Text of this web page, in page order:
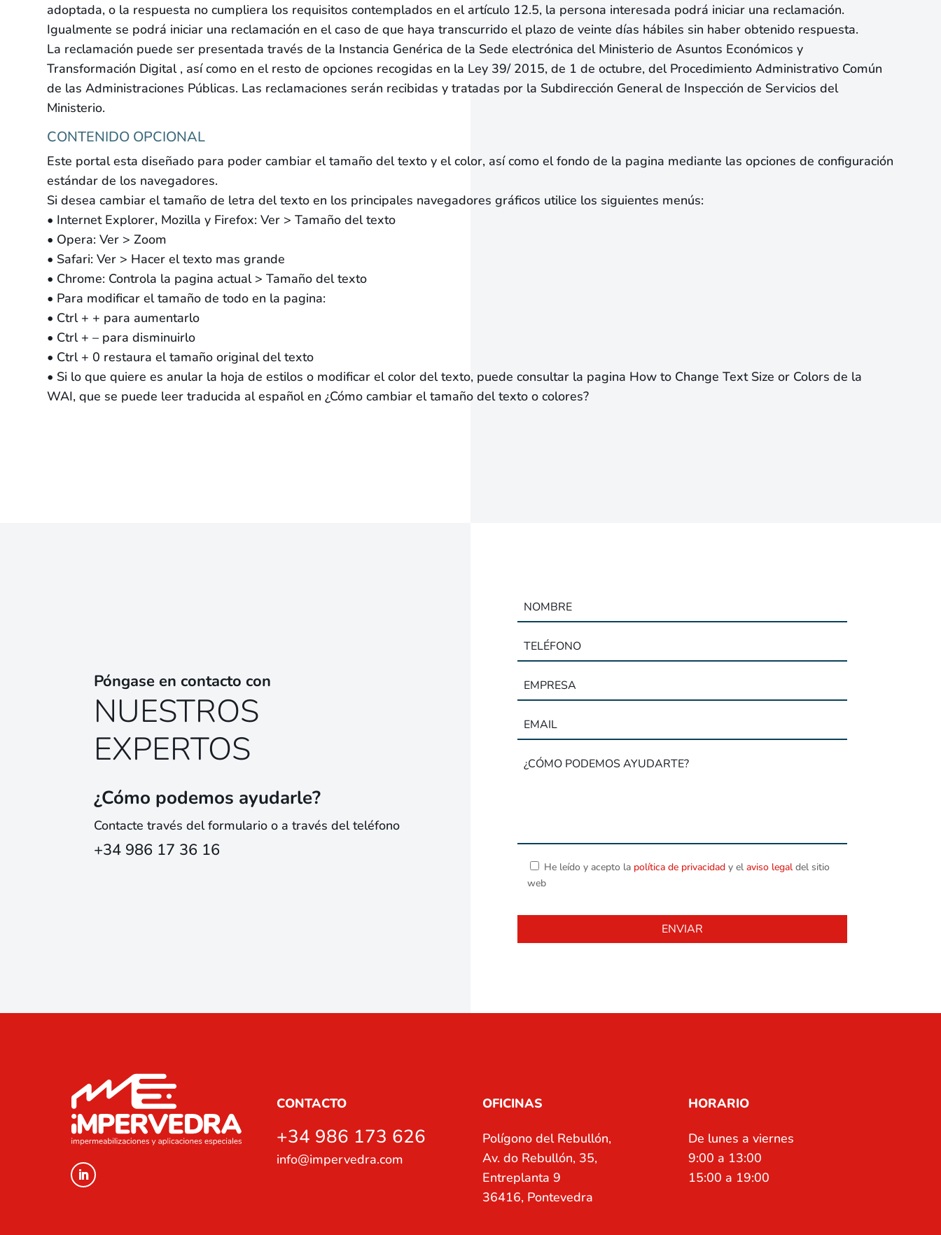
adoptada, o la respuesta no cumpliera los requisitos contemplados en el artículo 12.5, la persona interesada podrá iniciar una reclamación.
Igualmente se podrá iniciar una reclamación en el caso de que haya transcurrido el plazo de veinte días hábiles sin haber obtenido respuesta.
La reclamación puede ser presentada través de la Instancia Genérica de la Sede electrónica del Ministerio de Asuntos Económicos y
Transformación Digital , así como en el resto de opciones recogidas en la Ley 39/ 2015, de 1 de octubre, del Procedimiento Administrativo Común
de las Administraciones Públicas. Las reclamaciones serán recibidas y tratadas por la Subdirección General de Inspección de Servicios del
Ministerio.
CONTENIDO OPCIONAL
Este portal esta diseñado para poder cambiar el tamaño del texto y el color, así como el fondo de la pagina mediante las opciones de configuración
estándar de los navegadores.
Si desea cambiar el tamaño de letra del texto en los principales navegadores gráficos utilice los siguientes menús:
• Internet Explorer, Mozilla y Firefox: Ver > Tamaño del texto
• Opera: Ver > Zoom
• Safari: Ver > Hacer el texto mas grande
• Chrome: Controla la pagina actual > Tamaño del texto
• Para modificar el tamaño de todo en la pagina:
• Ctrl + + para aumentarlo
• Ctrl + – para disminuirlo
• Ctrl + 0 restaura el tamaño original del texto
• Si lo que quiere es anular la hoja de estilos o modificar el color del texto, puede consultar la pagina How to Change Text Size or Colors de la
WAI, que se puede leer traducida al español en ¿Cómo cambiar el tamaño del texto o colores?
Póngase en contacto con
NUESTROS
EXPERTOS
¿Cómo podemos ayudarle?
Contacte través del formulario o a través del teléfono
+34 986 17 36 16
He leído y acepto la política de privacidad y elaviso legal del sitio
web
CONTACTO
+34 986 173 626
info@impervedra.com
OFICINAS
Polígono del Rebullón,
Av. do Rebullón, 35,
Entreplanta 9
36416, Pontevedra
HORARIO
De lunes a viernes
9:00 a 13:00
15:00 a 19:00